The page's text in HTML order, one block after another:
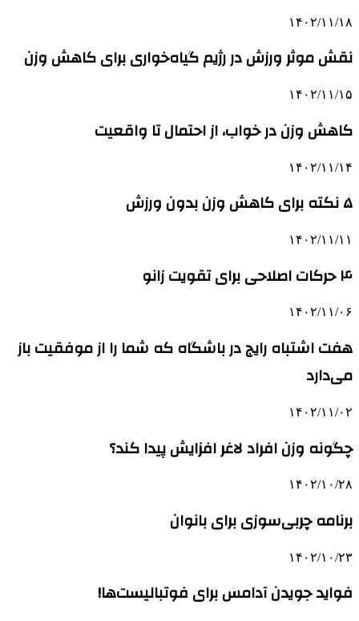
۱۴۰۲/۱۱/۱۸
نقش موثر ورزش در رژیم گیاه‌خواری برای کاهش وزن
۱۴۰۲/۱۱/۱۵
کاهش وزن در خواب، از احتمال تا واقعیت
۱۴۰۲/۱۱/۱۴
۵ نکته برای کاهش وزن بدون ورزش
۱۴۰۲/۱۱/۱۱
۴ حرکات اصلاحی برای تقویت زانو
۱۴۰۲/۱۱/۰۶
هفت اشتباه رایج در باشگاه که شما را از موفقیت باز
می‌دارد
۱۴۰۲/۱۱/۰۲
چگونه وزن افراد لاغر افزایش پیدا کند؟
۱۴۰۲/۱۰/۲۸
برنامه چربی‌سوزی برای بانوان
۱۴۰۲/۱۰/۲۳
فواید جویدن آدامس برای فوتبالیست‌ها!